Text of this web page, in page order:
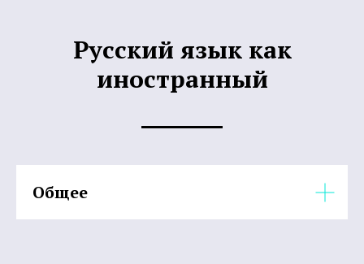
Русский язык как
иностранный
Общее